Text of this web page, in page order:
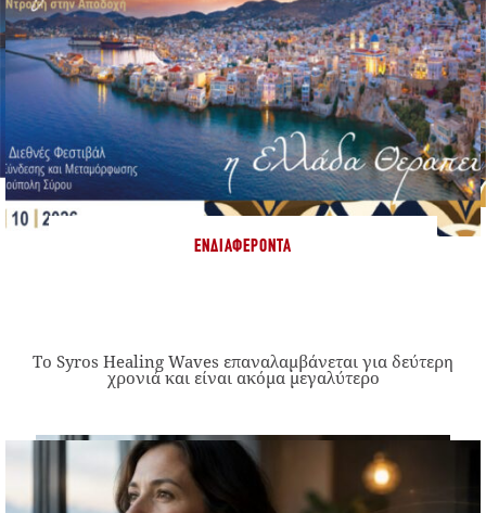
ΕΝΔΙΑΦΈΡΟΝΤΑ
Το Syros Healing Waves επαναλαμβάνεται για δεύτερη
χρονιά και είναι ακόμα μεγαλύτερο